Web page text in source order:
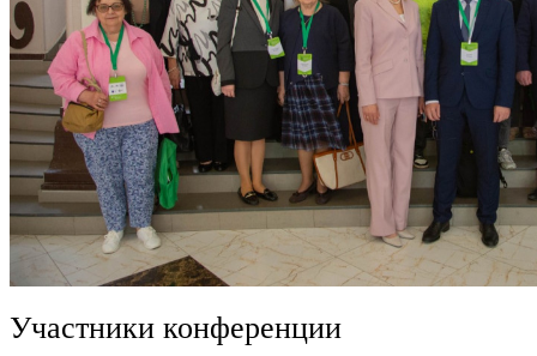
Участники конференции